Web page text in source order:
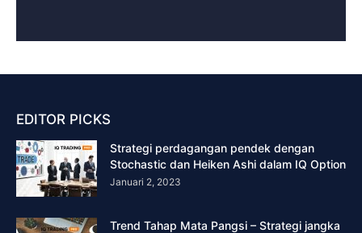
EDITOR PICKS
Strategi perdagangan pendek dengan
Stochastic dan Heiken Ashi dalam IQ Option
Januari 2, 2023
Trend Tahap Mata Pangsi – Strategi jangka